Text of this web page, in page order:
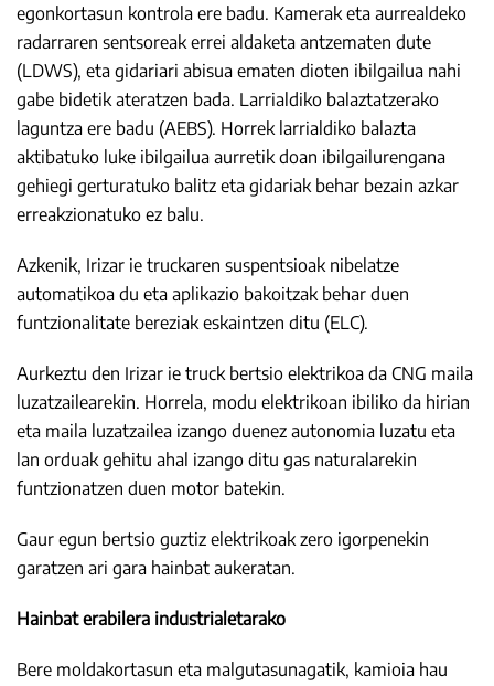
egonkortasun kontrola ere badu. Kamerak eta aurrealdeko
radarraren sentsoreak errei aldaketa antzematen dute
(LDWS), eta gidariari abisua ematen dioten ibilgailua nahi
gabe bidetik ateratzen bada. Larrialdiko balaztatzerako
laguntza ere badu (AEBS). Horrek larrialdiko balazta
aktibatuko luke ibilgailua aurretik doan ibilgailurengana
gehiegi gerturatuko balitz eta gidariak behar bezain azkar
erreakzionatuko ez balu.
Azkenik, Irizar ie truckaren suspentsioak nibelatze
automatikoa du eta aplikazio bakoitzak behar duen
funtzionalitate bereziak eskaintzen ditu (ELC).
Aurkeztu den Irizar ie truck bertsio elektrikoa da CNG maila
luzatzailearekin. Horrela, modu elektrikoan ibiliko da hirian
eta maila luzatzailea izango duenez autonomia luzatu eta
lan orduak gehitu ahal izango ditu gas naturalarekin
funtzionatzen duen motor batekin.
Gaur egun bertsio guztiz elektrikoak zero igorpenekin
garatzen ari gara hainbat aukeratan.
Hainbat erabilera industrialetarako
Bere moldakortasun eta malgutasunagatik, kamioia hau